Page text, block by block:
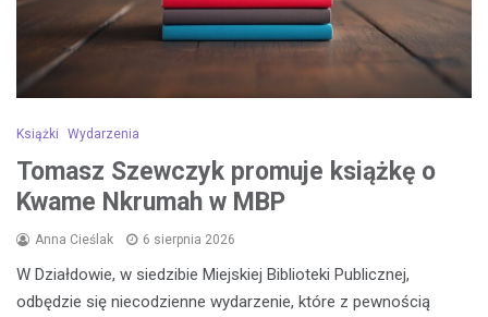
Książki Wydarzenia
Tomasz Szewczyk promuje książkę o
Kwame Nkrumah w MBP
Anna Cieślak 6 sierpnia 2026
W Działdowie, w siedzibie Miejskiej Biblioteki Publicznej,
odbędzie się niecodzienne wydarzenie, które z pewnością